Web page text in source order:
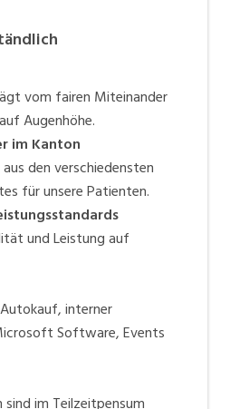
vom fairen Miteinander
Augenhöhe.
im Kanton
den verschiedensten
für unsere Patienten.
und Leistung auf
interner
Software, Events
sind im Teilzeitpensum